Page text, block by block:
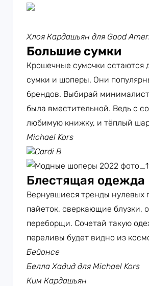
Хлоя Кардашьян для Good
Большие сумки
Крошечные сумочки остаются
сумки и шоперы. Они
брендов. Выбирай
была вместительной. Ведь с
любимую книжку, и тёплый
Michael Kors
Cardi B
Блестящая одежда
Вернувшиеся тренды нулевых
пайеток, сверкающие блузки,
переборщи. Сочетай такую
переливы будет видно из
Бейонсе
Белла Хадид для Michael Kors
Ким Кардашьян